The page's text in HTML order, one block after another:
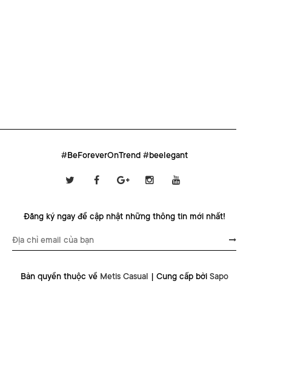
#BeForeverOnTrend #beelegant
Đăng ký ngay để cập nhật những thông tin mới nhất!
Bản quyền thuộc về Metis Casual | Cung cấp bởi Sapo